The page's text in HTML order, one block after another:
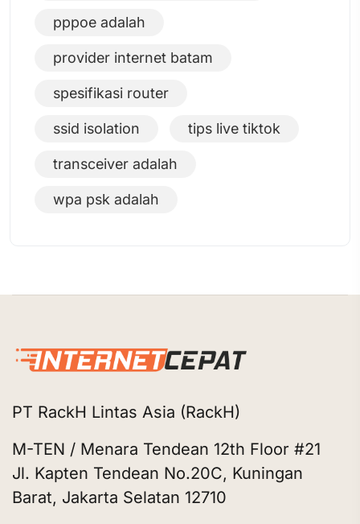
pppoe adalah
provider internet batam
spesifikasi router
ssid isolation tips live tiktok
transceiver adalah
wpa psk adalah
PT RackH Lintas Asia (RackH)
M-TEN / Menara Tendean 12th Floor #21
Jl. Kapten Tendean No.20C, Kuningan
Barat, Jakarta Selatan 12710